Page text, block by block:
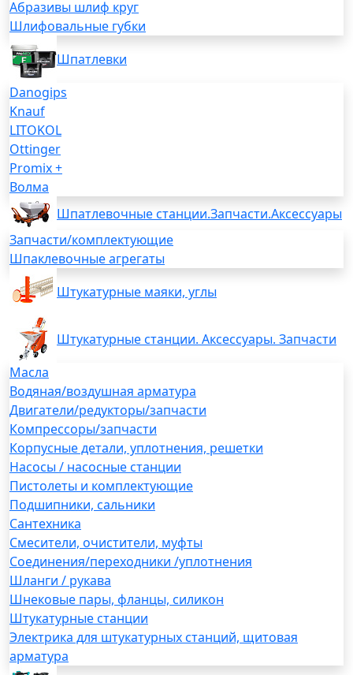
Абразивы шлиф круг
Шлифовальные губки
Шпатлевки
Danogips
Knauf
LITOKOL
Ottinger
Promix +
Волма
Шпатлевочные станции.Запчасти.Аксессуары
Запчасти/комплектующие
Шпаклевочные агрегаты
Штукатурные маяки, углы
Штукатурные станции. Аксессуары. Запчасти
Масла
Водяная/воздушная арматура
Двигатели/редукторы/запчасти
Компрессоры/запчасти
Корпусные детали, уплотнения, решетки
Насосы / насосные станции
Пистолеты и комплектующие
Подшипники, сальники
Сантехника
Смесители, очистители, муфты
Соединения/переходники /уплотнения
Шланги / рукава
Шнековые пары, фланцы, силикон
Штукатурные станции
Электрика для штукатурных станций, щитовая
арматура